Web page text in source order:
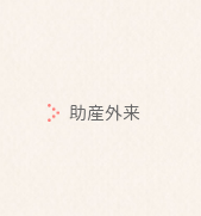
助産外来